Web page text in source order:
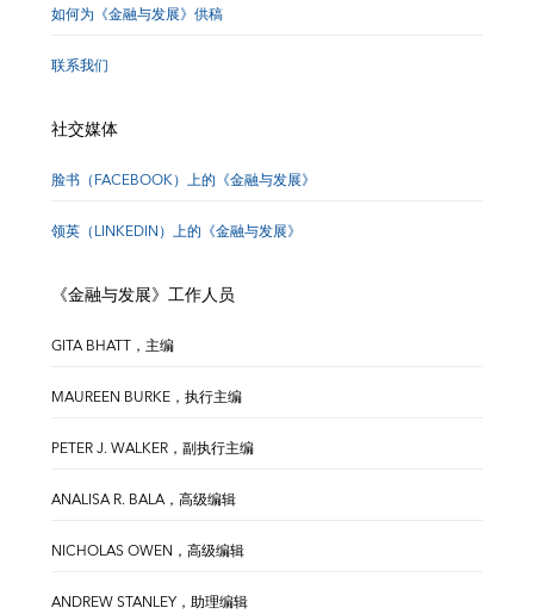
如何为《金融与发展》供稿
联系我们
社交媒体
脸书（FACEBOOK）上的《金融与发展》
领英（LINKEDIN）上的《金融与发展》
《金融与发展》工作人员
GITA BHATT，主编
MAUREEN BURKE，执行主编
PETER J. WALKER，副执行主编
ANALISA R. BALA，高级编辑
NICHOLAS OWEN，高级编辑
ANDREW STANLEY，助理编辑